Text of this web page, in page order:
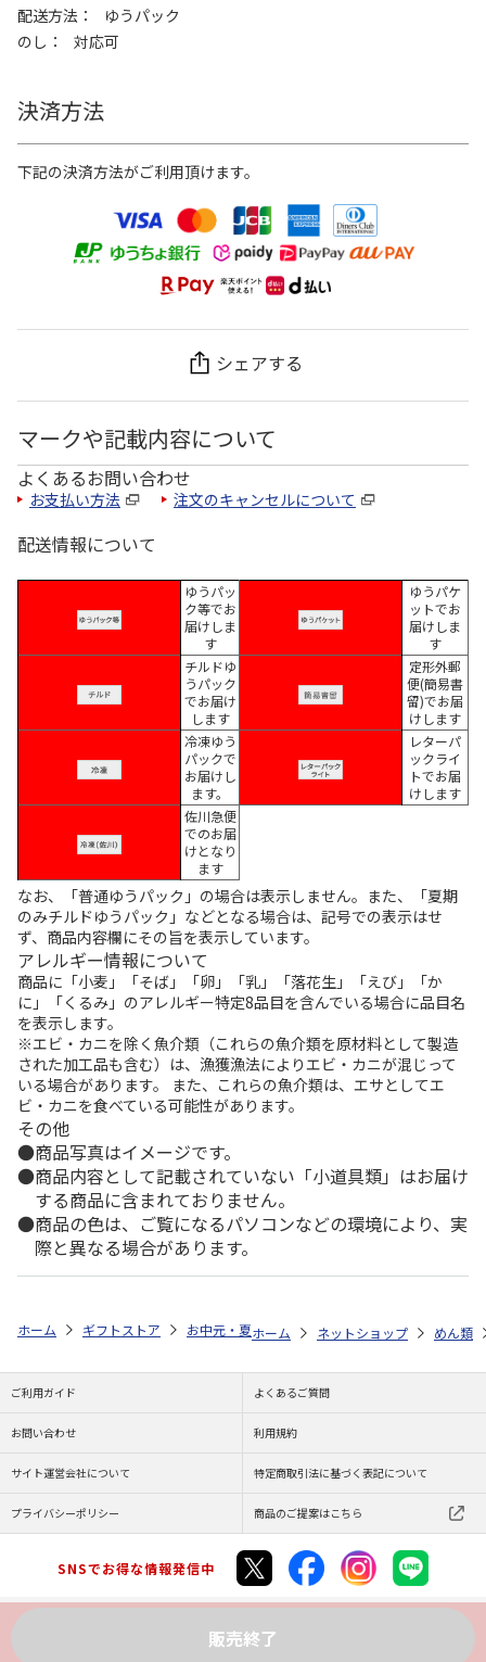
配送方法
ゆうパック
のし
対応可
決済方法
下記の決済方法がご利用頂けます。
シェアする
マークや記載内容について
よくあるお問い合わせ
お支払い方法 注文のキャンセルについて
配送情報について
ゆうパッ
ク等でお
届けしま
す
ゆうパケ
ットでお
届けしま
す
チルドゆ
うパック
でお届け
します
定形外郵
便(簡易書
留)でお届
けします
冷凍ゆう
パックで
お届けし
ます。
レターパ
ックライ
トでお届
けします
佐川急便
でのお届
けとなり
ます
なお、「普通ゆうパック」の場合は表示しません。また、「夏期
のみチルドゆうパック」などとなる場合は、記号での表示はせ
ず、商品内容欄にその旨を表示しています。
アレルギー情報について
商品に「小麦」「そば」「卵」「乳」「落花生」「えび」「か
に」「くるみ」のアレルギー特定8品目を含んでいる場合に品目名
を表示します。
※エビ・カニを除く魚介類（これらの魚介類を原材料として製造
された加工品も含む）は、漁獲漁法によりエビ・カニが混じって
いる場合があります。 また、これらの魚介類は、エサとしてエ
ビ・カニを食べている可能性があります。
その他
商品写真はイメージです。
商品内容として記載されていない「小道具類」はお届け
する商品に含まれておりません。
商品の色は、ご覧になるパソコンなどの環境により、実
際と異なる場合があります。
販売終了
ホーム ギフトストア お中元・夏ギフト特集 2026 ゆうゆうギフト
ホーム ネットショップ めん類
ご利用ガイド よくあるご質問
お問い合わせ 利用規約
サイト運営会社について 特定商取引法に基づく表記について
プライバシーポリシー 商品のご提案はこちら
SNSでお得な情報発信中